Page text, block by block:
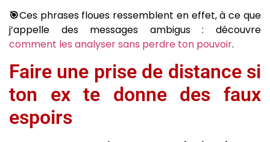
🎯Ces phrases floues ressemblent en effet, à ce que
j’appelle des messages ambigus : découvre
comment les analyser sans perdre ton pouvoir.
Faire une prise de distance si
ton ex te donne des faux
espoirs